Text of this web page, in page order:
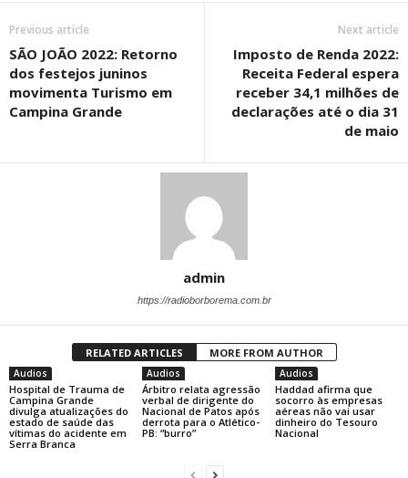
Previous article
SÃO JOÃO 2022: Retorno
dos festejos juninos
movimenta Turismo em
Campina Grande
Next article
Imposto de Renda 2022:
Receita Federal espera
receber 34,1 milhões de
declarações até o dia 31
de maio
admin
https://radioborborema.com.br
RELATED ARTICLES MORE FROM AUTHOR
Audios
Hospital de Trauma de
Campina Grande
divulga atualizações do
estado de saúde das
vítimas do acidente em
Serra Branca
Audios
Árbitro relata agressão
verbal de dirigente do
Nacional de Patos após
derrota para o Atlético-
PB: “burro”
Audios
Haddad afirma que
socorro às empresas
aéreas não vai usar
dinheiro do Tesouro
Nacional